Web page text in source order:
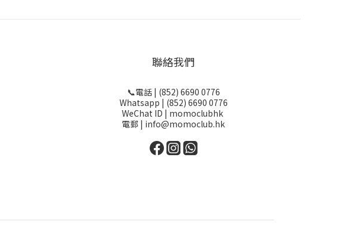
聯絡我們
📞電話 | (852) 6690 0776
Whatsapp | (852) 6690 0776
WeChat ID | momoclubhk
電郵 | info@momoclub.hk